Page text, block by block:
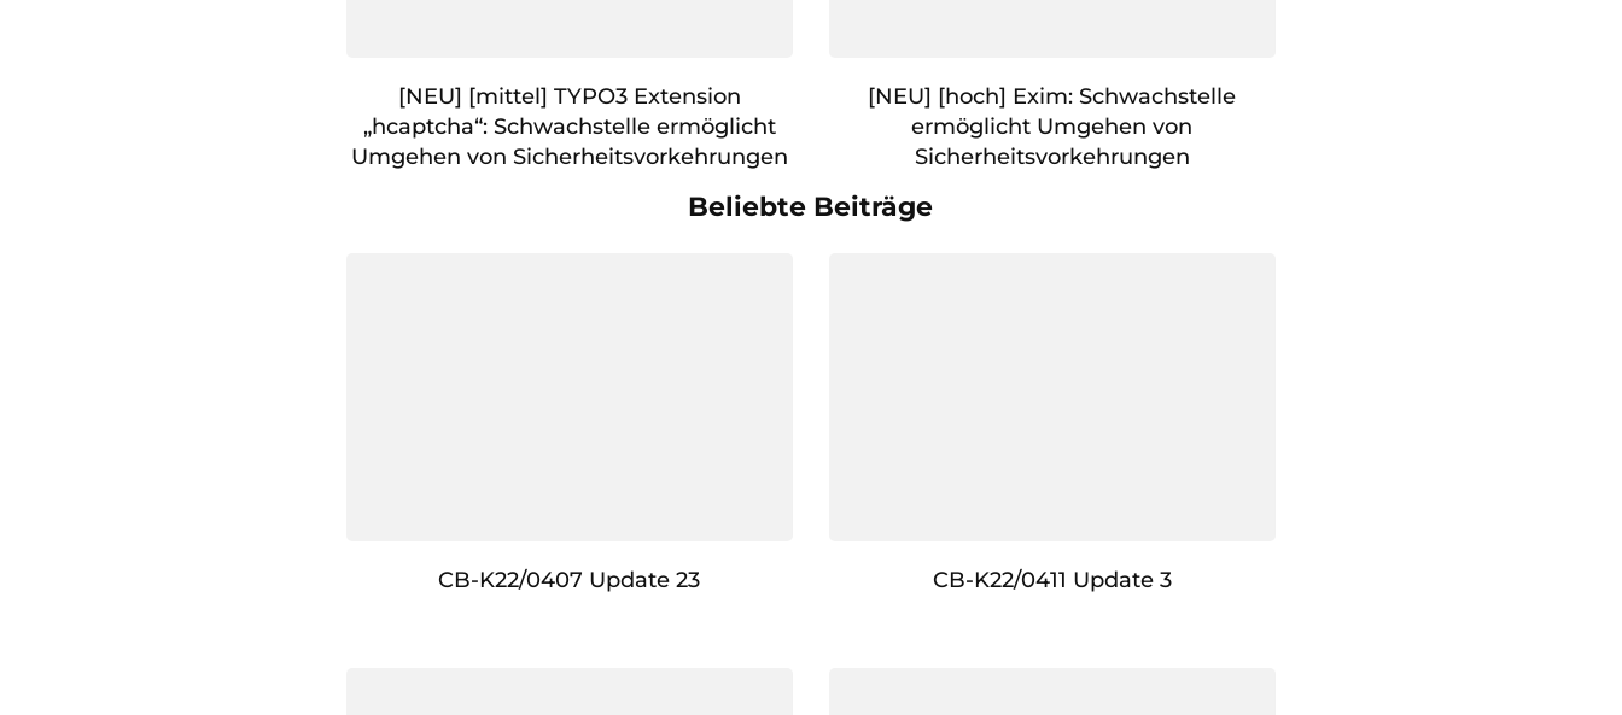
[NEU] [mittel] TYPO3 Extension
„hcaptcha“: Schwachstelle ermöglicht
Umgehen von Sicherheitsvorkehrungen
[NEU] [hoch] Exim: Schwachstelle
ermöglicht Umgehen von
Sicherheitsvorkehrungen
Beliebte Beiträge
CB-K22/0407 Update 23 CB-K22/0411 Update 3